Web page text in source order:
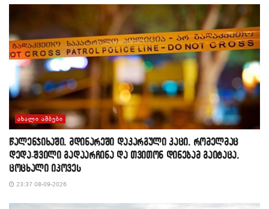
ᲐᲮᲐᲚᲘ ᲐᲛᲑᲔᲑᲘ
წალენჯიხაში, მდინარეში დაკარგული კაცი, რომელმაც
დედა-შვილი გადაარჩინა და თვითონ დინებამ გაიტაცა,
ცოცხალი იპოვეს
23:37 08-09-2026